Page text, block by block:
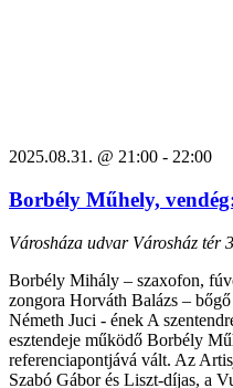
2025.08.31. @ 21:00 - 22:00
Borbély Műhely,
Városháza udvar Városház tér
Borbély Mihály – szaxofon,
zongora Horváth Balázs –
Németh Juci - ének A
esztendeje működő Borbély
referenciapontjává vált. Az
Szabó Gábor és Liszt-díjas, a